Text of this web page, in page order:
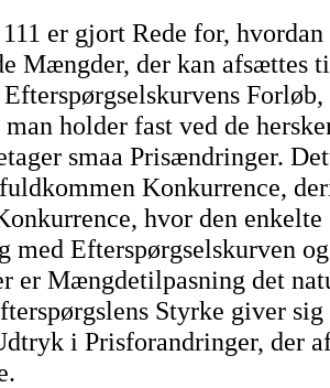
er gjort Rede for,
Mængder, der kan afsættes
holder fast ved de
smaa Prisændringer.
Konkurrence,
hvor den
med Efterspørgselskurven
er Mængdetilpasning det
Styrke giver
i Prisforandringer, der